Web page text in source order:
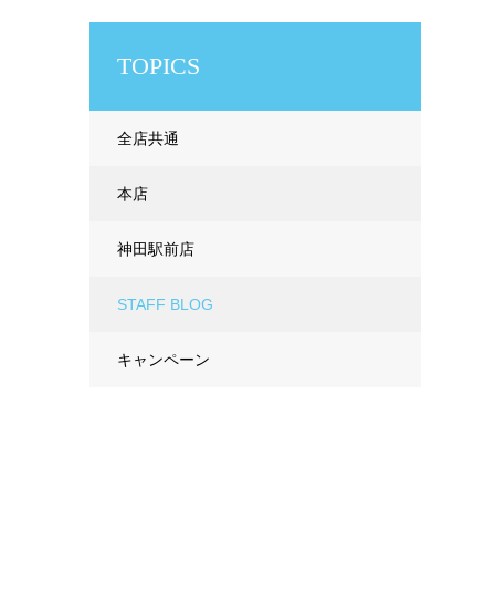
TOPICS
全店共通
本店
神田駅前店
STAFF BLOG
キャンペーン